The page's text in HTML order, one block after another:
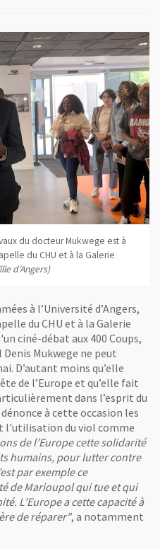
du docteur Mukwege est à
du CHU et à la Galerie
d'Angers)
à l’Université d’Angers,
du CHU et à la Galerie
ciné-débat aux 400 Coups,
Mukwege ne peut
D’autant moins qu’elle
de l’Europe et qu’elle fait
dans l’esprit du
à cette occasion les
l'utilisation du viol comme
de l’Europe cette solidarité
humains, pour lutter contre
par exemple ce
de Marioupol qui tue et qui
L’Europe a cette capacité à
de réparer", a notamment